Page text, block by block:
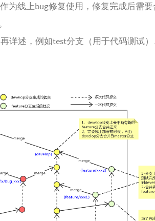
为线上bug修复使用，修复完成后需
详述，例如test分支（用于代码测试